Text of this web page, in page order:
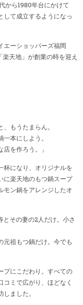
から1980年台にかけて
して成立するようになっ
エーショッパーズ福岡
天地」が創業の時を迎え
もうたまらん。
本にしよう。
を作ろう。」
杯になり、オリジナルを
に楽天地のもつ鍋スープ
モン鍋をアレンジしたオ
その妻の2人だけ。小さ
元祖もつ鍋だけ。今でも
プにこだわり。すべての
ミで広がり、ほどなく
ました。